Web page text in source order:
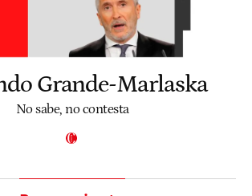
Grande-Marlaska
No sabe, no contesta